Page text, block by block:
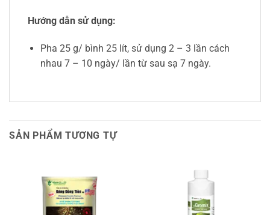
Hướng dẫn sử dụng:
Pha 25 g/ bình 25 lít, sử dụng 2 – 3 lần cách
nhau 7 – 10 ngày/ lần từ sau sạ 7 ngày.
SẢN PHẨM TƯƠNG TỰ